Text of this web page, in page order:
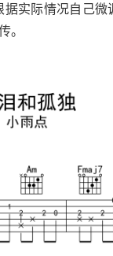
实际情况自己
。